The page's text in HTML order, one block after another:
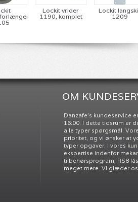
Lockit vrider
1190, komplet
Lockit
1209
OM
Danzafe’s kundeservice
16:00. I dette tidsrum er
alle typer spørgsmål.
prioritet, og vi ønsker at
typer opgaver. I vores
ekspertise indenfor
tilbehørsprogram, RS8
meget mere. Vi glæder